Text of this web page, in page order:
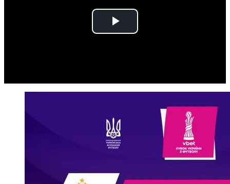
Play